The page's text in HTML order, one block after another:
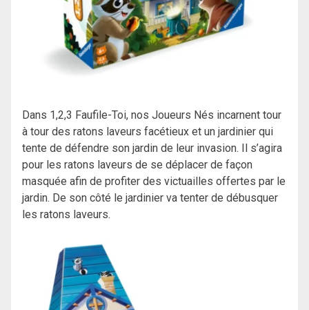
Dans 1,2,3 Faufile-Toi, nos Joueurs Nés incarnent tour
à tour des ratons laveurs facétieux et un jardinier qui
tente de défendre son jardin de leur invasion. Il s’agira
pour les ratons laveurs de se déplacer de façon
masquée afin de profiter des victuailles offertes par le
jardin. De son côté le jardinier va tenter de débusquer
les ratons laveurs.